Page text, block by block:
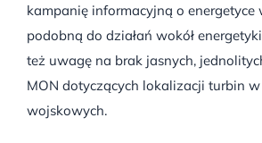
kampanię informacyjną o energetyce
podobną do działań wokół
też uwagę na brak jasnych,
MON dotyczących lokalizacji turbin
wojskowych.